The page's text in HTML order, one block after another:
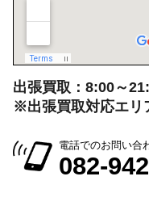
※出張買取対応エリ
電話でのお問い合
082-